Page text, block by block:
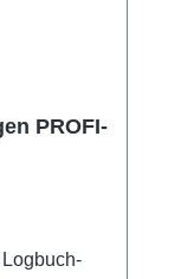
PROFI-